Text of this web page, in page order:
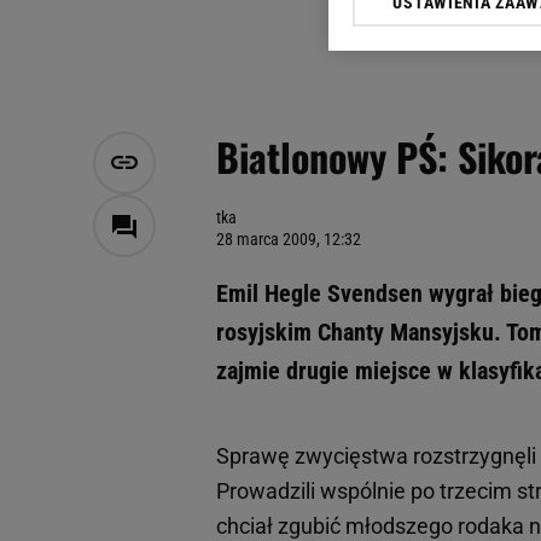
Biatlonowy PŚ:
tka
28 marca 2009, 12:32
Emil Hegle Svendsen wygrał
rosyjskim Chanty Mansyjsku.
zajmie drugie miejsce w
Sprawę zwycięstwa rozstrzygnęli
Prowadzili wspólnie po trzecim
chciał zgubić młodszego rodaka
Klikając „Akceptuję”
Zaufanych Partnerów i
My, nasi Zaufani
Użycie dokładnych
badnie odbiorców i